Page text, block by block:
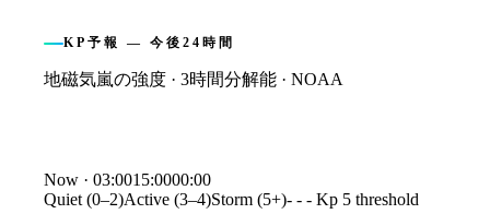
KP予報 — 今後24時間
地磁気嵐の強度 · 3時間分解能 · NOAA
Kp index forecast
Time
Kp
Now · 03:0015:0000:00
Quiet (0–2)Active (3–4)Storm (5+)- - - Kp 5 threshold